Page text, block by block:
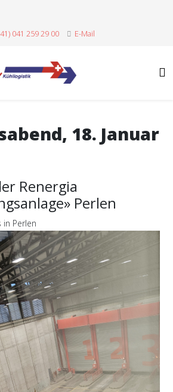
041 259 29 00 E-Mail
18. Januar
Renergia
Perlen
Perlen